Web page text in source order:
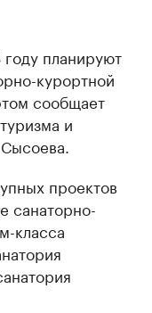
планируют
курортной
сообщает
и
проектов
санаторно-
класса